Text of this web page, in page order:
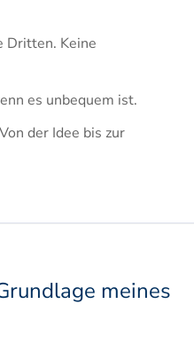
Dritten. Keine
es unbequem ist.
Von der Idee bis zur
meines